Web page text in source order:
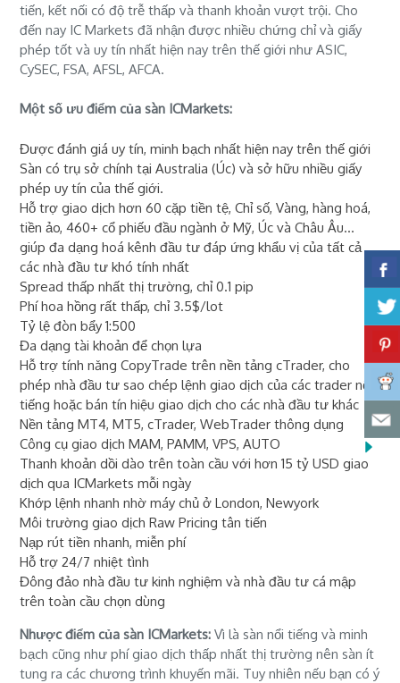
tiến, kết nối có độ trễ thấp và thanh khoản vượt trội. Cho
đến nay IC Markets đã nhận được nhiều chứng chỉ và giấy
phép tốt và uy tín nhất hiện nay trên thế giới như ASIC,
CySEC, FSA, AFSL, AFCA.
Một số ưu điểm của sàn ICMarkets:
Được đánh giá uy tín, minh bạch nhất hiện nay trên thế giới
Sàn có trụ sở chính tại Australia (Úc) và sở hữu nhiều giấy
phép uy tín của thế giới.
Hỗ trợ giao dịch hơn 60 cặp tiền tệ, Chỉ số, Vàng, hàng hoá,
tiền ảo, 460+ cổ phiếu đầu ngành ở Mỹ, Úc và Châu Âu...
giúp đa dạng hoá kênh đầu tư đáp ứng khẩu vị của tất cả
các nhà đầu tư khó tính nhất
Spread thấp nhất thị trường, chỉ 0.1 pip
Phí hoa hồng rất thấp, chỉ 3.5$/lot
Tỷ lệ đòn bẩy 1:500
Đa dạng tài khoản để chọn lựa
Hỗ trợ tính năng CopyTrade trên nền tảng cTrader, cho
phép nhà đầu tư sao chép lệnh giao dịch của các trader nổi
tiếng hoặc bán tín hiệu giao dịch cho các nhà đầu tư khác
Nền tảng MT4, MT5, cTrader, WebTrader thông dụng
Công cụ giao dịch MAM, PAMM, VPS, AUTO
Thanh khoản dồi dào trên toàn cầu với hơn 15 tỷ USD giao
dịch qua ICMarkets mỗi ngày
Khớp lệnh nhanh nhờ máy chủ ở London, Newyork
Môi trường giao dịch Raw Pricing tân tiến
Nạp rút tiền nhanh, miễn phí
Hỗ trợ 24/7 nhiệt tình
Đông đảo nhà đầu tư kinh nghiệm và nhà đầu tư cá mập
trên toàn cầu chọn dùng
Nhược điểm của sàn ICMarkets: Vì là sàn nổi tiếng và minh
bạch cũng như phí giao dịch thấp nhất thị trường nên sàn ít
tung ra các chương trình khuyến mãi. Tuy nhiên nếu bạn có ý